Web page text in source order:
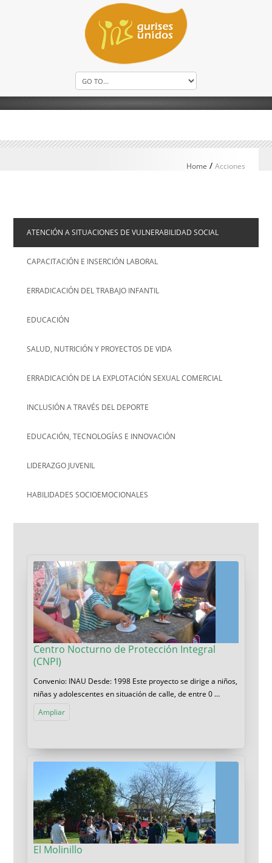
Home / Acciones
ATENCIÓN A SITUACIONES DE VULNERABILIDAD SOCIAL
CAPACITACIÓN E INSERCIÓN LABORAL
ERRADICACIÓN DEL TRABAJO INFANTIL
EDUCACIÓN
SALUD, NUTRICIÓN Y PROYECTOS DE VIDA
ERRADICACIÓN DE LA EXPLOTACIÓN SEXUAL COMERCIAL
INCLUSIÓN A TRAVÉS DEL DEPORTE
EDUCACIÓN, TECNOLOGÍAS E INNOVACIÓN
LIDERAZGO JUVENIL
HABILIDADES SOCIOEMOCIONALES
Centro Nocturno de Protección Integral
(CNPI)
Convenio: INAU Desde: 1998 Este proyecto se dirige a niños,
niñas y adolescentes en situación de calle, de entre 0 …
Ampliar
El Molinillo